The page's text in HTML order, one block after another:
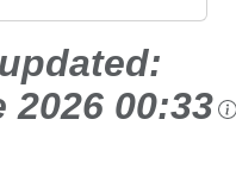
2026 00:33